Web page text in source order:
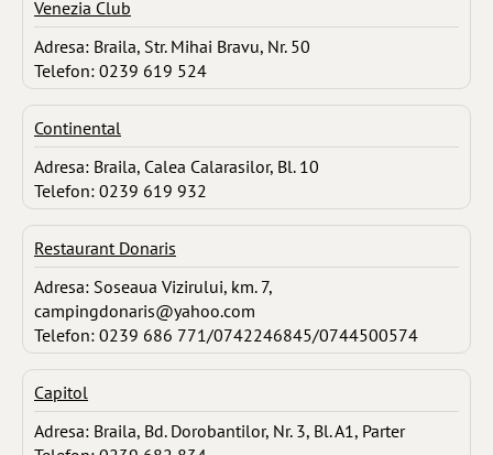
Venezia Club
Adresa: Braila, Str. Mihai Bravu, Nr. 50
Telefon: 0239 619 524
Continental
Adresa: Braila, Calea Calarasilor, Bl. 10
Telefon: 0239 619 932
Restaurant Donaris
Adresa: Soseaua Vizirului, km. 7,
campingdonaris@yahoo.com
Telefon: 0239 686 771/0742246845/0744500574
Capitol
Adresa: Braila, Bd. Dorobantilor, Nr. 3, Bl. A1, Parter